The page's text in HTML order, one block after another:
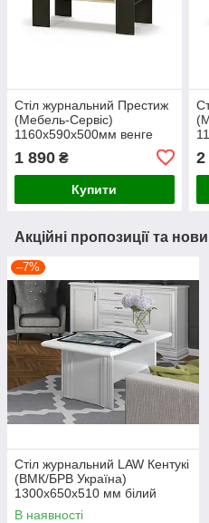
Стіл журнальний Престиж
(Мебель-Сервіс)
1160х590х500мм венге
1 890 ₴
Купити
2
Акційні пропозиції та
–7%
Стіл журнальний LAW Кентукі
(ВМК/БРВ Україна)
1300х650х510 мм білий
альпійський
В наявності